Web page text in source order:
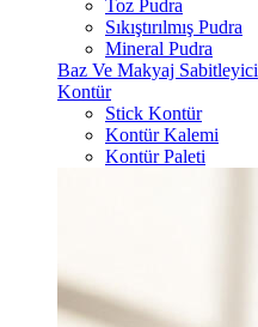
Toz Pudra
Sıkıştırılmış Pudra
Mineral Pudra
Baz Ve Makyaj Sabitleyici
Kontür
Stick Kontür
Kontür Kalemi
Kontür Paleti